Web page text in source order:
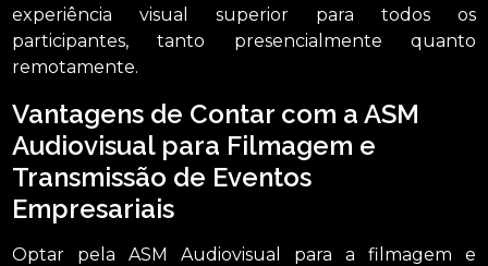
experiência visual superior para todos os
participantes, tanto presencialmente quanto
remotamente.
Vantagens de Contar com a ASM
Audiovisual para Filmagem e
Transmissão de Eventos
Empresariais
Optar pela ASM Audiovisual para a filmagem e